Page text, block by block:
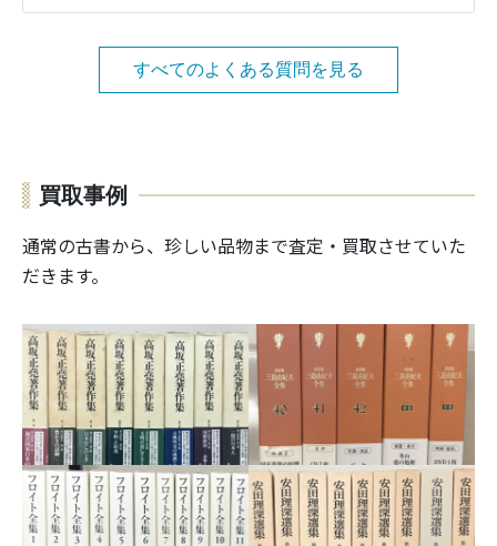
すべてのよくある質問を見る
買取事例
通常の古書から、珍しい品物まで査定・買取させていた
だきます。
宅配買取/
決定版三島
由紀夫全集
宅配買取/
安田理深選